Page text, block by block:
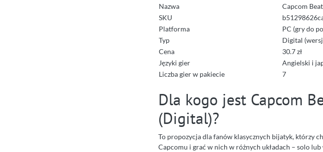
Nazwa
Capcom
SKU
Platforma
PC (gry do
Typ
Digital
Cena
30.7 zł
Języki gier
Angielski i
Liczba gier w pakiecie
7
Dla kogo jest Capcom
(Digital)?
To propozycja dla fanów klasycznych bijatyk, którzy
Capcomu i grać w nich w różnych układach – solo